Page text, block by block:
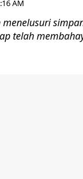
AM
menelusuri
telah